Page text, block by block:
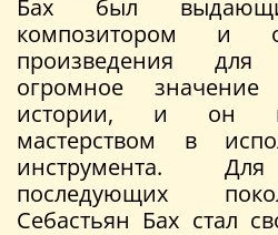
Бах был
композитором и
произведения
огромное
истории, и он
мастерством в
инструмента.
последующих
Себастьян Бах стал